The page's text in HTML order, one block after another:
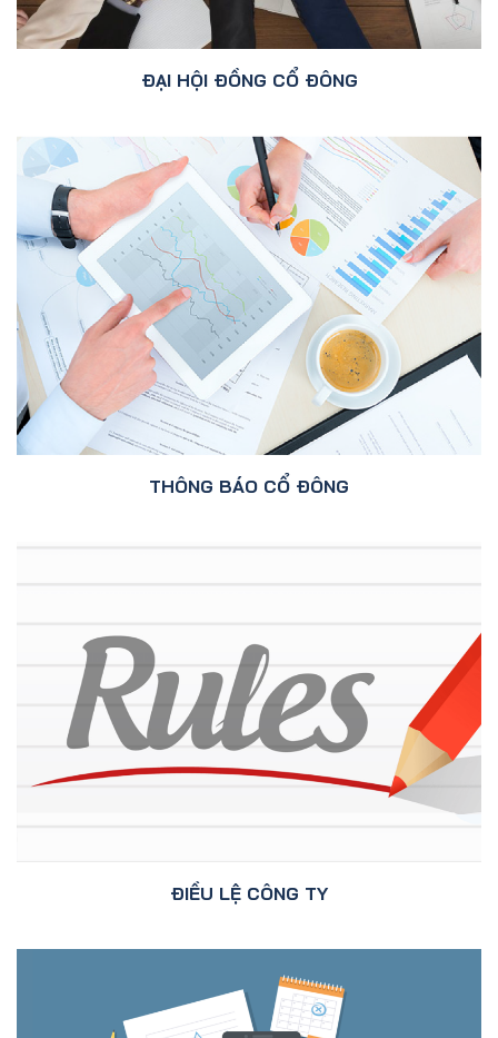
ĐẠI HỘI ĐỒNG CỔ ĐÔNG
THÔNG BÁO CỔ ĐÔNG
ĐIỀU LỆ CÔNG TY